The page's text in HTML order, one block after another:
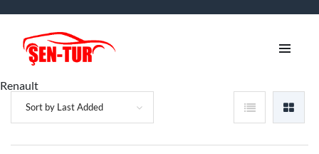
Renault
Sort by Last Added